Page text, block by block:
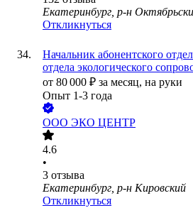
Екатеринбург, р-н
Откликнуться
Начальник абонентского
отдела экологического
от 80 000 ₽ за месяц, на руки
Опыт 1-3 года
ООО ЭКО ЦЕНТР
4.6
•
3 отзыва
Екатеринбург, р-н Кировский
Откликнуться